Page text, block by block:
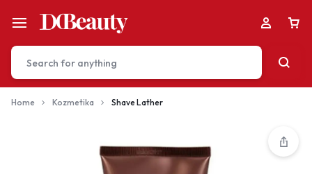
Your bag is empty
Home Kozmetika Shave Lather